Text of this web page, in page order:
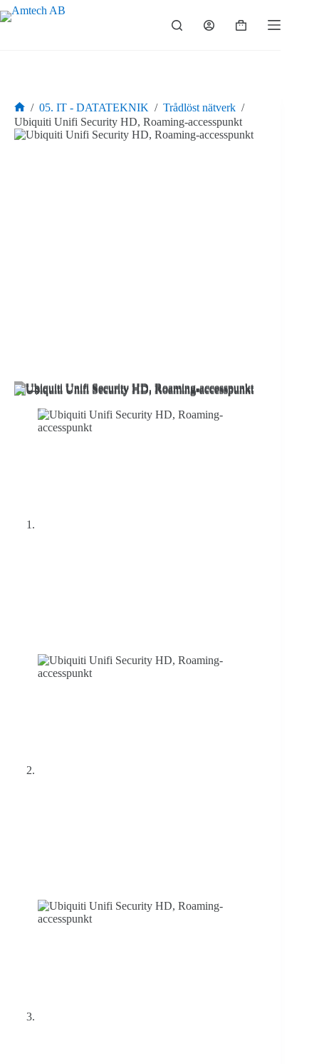
Hoppa
till
Varukorg
Hem
/ 05. IT - DATATEKNIK / Trådlöst nätverk /
Ubiquiti Unifi Security HD, Roaming-accesspunkt